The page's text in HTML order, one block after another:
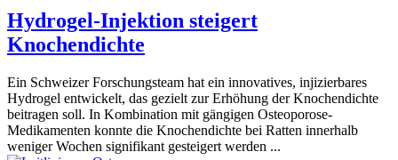
Hydrogel-Injektion steigert
Knochendichte
Ein Schweizer Forschungsteam hat ein innovatives, injizierbares
Hydrogel entwickelt, das gezielt zur Erhöhung der Knochendichte
beitragen soll. In Kombination mit gängigen Osteoporose-
Medikamenten konnte die Knochendichte bei Ratten innerhalb
weniger Wochen signifikant gesteigert werden ...